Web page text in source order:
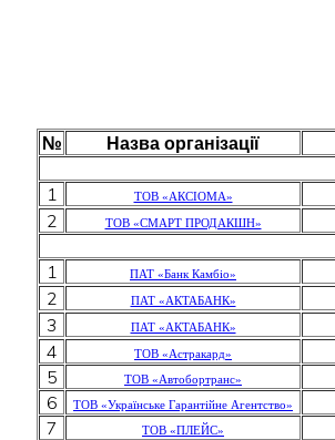
№ Назва організації
1
ТОВ «АКСІОМА»
2 ТОВ «СМАРТ ПРОДАКШН»
1
ПАТ «Банк Камбіо»
2 ПАТ «АКТАБАНК»
3 ПАТ «АКТАБАНК»
4 ТОВ «Астракард»
5 ТОВ «Автобортранс»
6 ТОВ «Українське Гарантійне Агентство»
7 ТОВ «ПЛЕЙС»